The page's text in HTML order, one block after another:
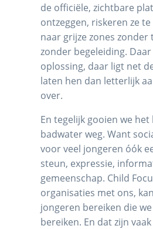
de officiële, zichtbare
ontzeggen, riskeren ze
naar grijze zones zonder
zonder begeleiding.
oplossing, daar ligt net
laten hen dan letterlijk
over.
En tegelijk gooien we
badwater weg. Want
voor veel jongeren óók
steun, expressie,
gemeenschap. Child
organisaties met ons,
jongeren bereiken die
bereiken. En dat zijn